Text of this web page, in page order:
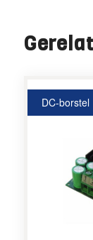
DC-borstel